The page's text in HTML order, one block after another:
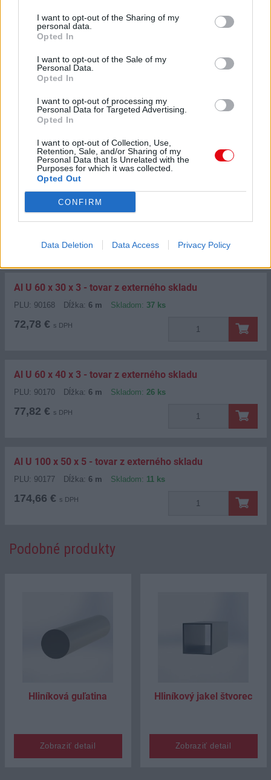
I want to opt-out of the Sharing of my
personal data.
Opted In
I want to opt-out of the Sale of my
Personal Data.
Opted In
I want to opt-out of processing my
Personal Data for Targeted Advertising.
Opted In
I want to opt-out of Collection, Use,
Retention, Sale, and/or Sharing of my
Personal Data that Is Unrelated with the
Purposes for which it was collected.
Opted Out
CONFIRM
Data Deletion Data Access Privacy Policy
Al U 40 x 20 x 2 - tovar z externého skladu
PLU: 90157
32,34 € s DPH
Al U 50 x 30 x 3 - tovar z externého skladu
62,64 € s DPH
Al U 50 x 50 x 3 - tovar z externého skladu
Al U 60 x 30 x 3 - tovar z externého skladu
PLU: 90168 Dĺžka: 6 m Skladom: 37 ks
72,78 € s DPH
Al U 60 x 40 x 3 - tovar z externého skladu
PLU: 90170 Dĺžka: 6 m Skladom: 26 ks
77,82 € s DPH
Al U 100 x 50 x 5 - tovar z externého skladu
PLU: 90177 Dĺžka: 6 m Skladom: 11 ks
174,66 € s DPH
Podobné produkty
Hliníková guľatina
Zobraziť detail
Hliníkový jakel štvorec
Zobraziť detail